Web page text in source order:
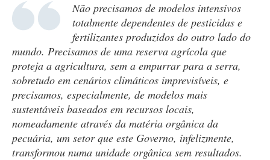
Não precisamos de modelos intensivos
totalmente dependentes de pesticidas e
fertilizantes produzidos do outro lado do
mundo. Precisamos de uma reserva agrícola que
proteja a agricultura, sem a empurrar para a serra,
sobretudo em cenários climáticos imprevisíveis, e
precisamos, especialmente, de modelos mais
sustentáveis baseados em recursos locais,
nomeadamente através da matéria orgânica da
pecuária, um setor que este Governo, infelizmente,
transformou numa unidade orgânica sem resultados.